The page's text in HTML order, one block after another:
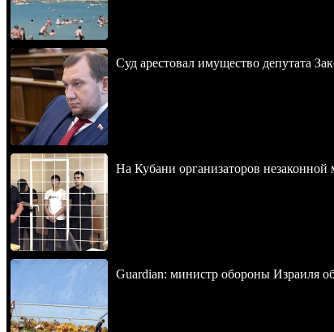
Суд арестовал имущество депутата
На Кубани организаторов
Guardian: министр обороны Израиля